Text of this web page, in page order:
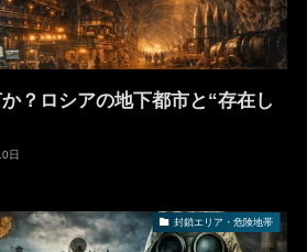
？ロシアの地下都市と“存在し
日
封鎖エリア・危険地帯